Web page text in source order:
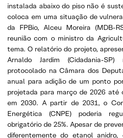
instalada abaixo do piso não é
coloca em uma situação de
da FPBio, Alceu Moreira (MDB-
reunião com o ministro da
tema. O relatório do projeto,
Arnaldo Jardim (Cidadania-
protocolado na Câmara dos
anual para adição de um ponto
projetada para março de 2026 até
em 2030. A partir de 2031, o
Energética (CNPE) poderia
obrigatório de 25%. Apesar de
diferentemente do etanol